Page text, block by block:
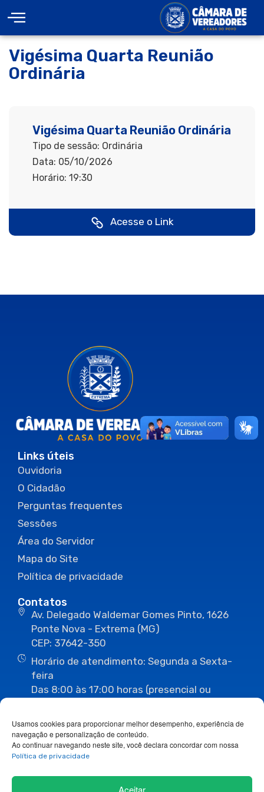
Usamos cookies para proporcionar melhor desempenho, experiência de
navegação e personalização de conteúdo.
Ao continuar navegando neste site, você declara concordar com nossa
Política de privacidade
Aceitar
Vigésima Quarta Reunião
Ordinária
Vigésima Quarta Reunião Ordinária
Tipo de sessão: Ordinária
Data: 05/10/2026
Horário: 19:30
Acesse o Link
Links úteis
Ouvidoria
O Cidadão
Perguntas frequentes
Sessões
Área do Servidor
Mapa do Site
Política de privacidade
Contatos
Av. Delegado Waldemar Gomes Pinto, 1626
Ponte Nova - Extrema (MG)
CEP: 37642-350
Horário de atendimento: Segunda a Sexta-
feira
Das 8:00 às 17:00 horas (presencial ou
(35) 3435-1112 (35) 3435-3063
ouvidoria@camaraextrema.mg.gov.br
imprensa@camaraextrema.mg.gov.br
Siga-nos: